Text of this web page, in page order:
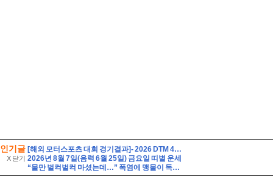
인기글
X 닫기
[해외 모터스포츠 대회 경기결과]- 2026 DTM 4라운드
2026년 8월 7일(음력 6월 25일) 금요일 띠별 운세
“물만 벌컥벌컥 마셨는데…” 폭염에 맹물이 독이 되는 이유